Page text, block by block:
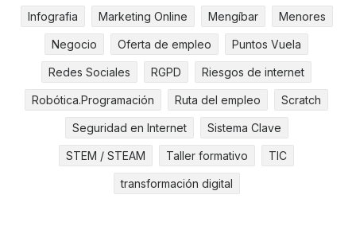
Infografia Marketing Online Mengíbar Menores
Negocio Oferta de empleo Puntos Vuela
Redes Sociales RGPD Riesgos de internet
Robótica.Programación Ruta del empleo Scratch
Seguridad en Internet Sistema Clave
STEM / STEAM Taller formativo TIC
transformación digital